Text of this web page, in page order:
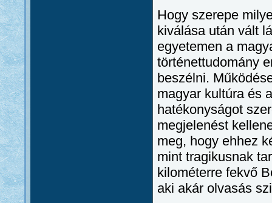
Hogy szerepe
kiválása után vált
egyetemen a
történettudomány
beszélni.
magyar kultúra és
hatékonyságot
megjelenést
meg, hogy ehhez
mint tragikusnak
kilométerre fekvő
aki akár olvasás